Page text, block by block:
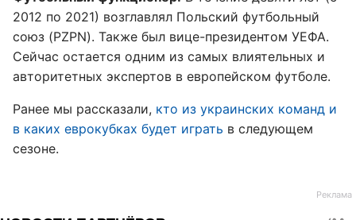
2012 по 2021) возглавлял Польский футбольный
союз (PZPN). Также был вице-президентом УЕФА.
Сейчас остается одним из самых влиятельных и
авторитетных экспертов в европейском футболе.
Ранее мы рассказали, кто из украинских команд и
в каких еврокубках будет играть в следующем
сезоне.